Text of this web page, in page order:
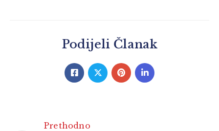
Podijeli Članak
Prethodno